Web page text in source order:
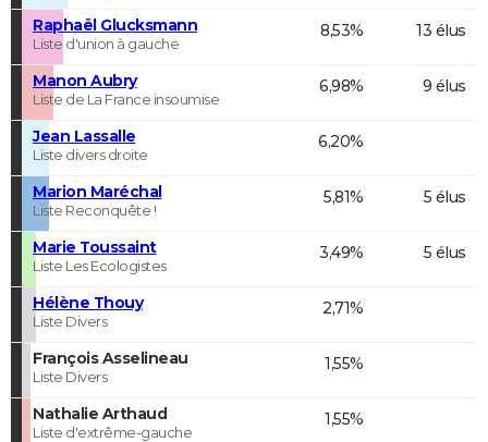
Raphaël Glucksmann
Liste d'union à gauche
8,53% 13 élus
Manon Aubry
Liste de La France insoumise
6,98% 9 élus
Jean Lassalle
Liste divers droite
6,20%
Marion Maréchal
Liste Reconquête !
5,81% 5 élus
Marie Toussaint
Liste Les Ecologistes
3,49% 5 élus
Hélène Thouy
Liste Divers
2,71%
François Asselineau
Liste Divers
1,55%
Nathalie Arthaud
Liste d'extrême-gauche
1,55%